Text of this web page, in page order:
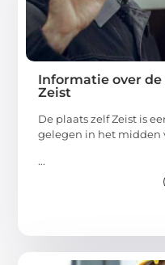
Informatie over
Zeist
De plaats zelf Zeist is
gelegen in het midden
...